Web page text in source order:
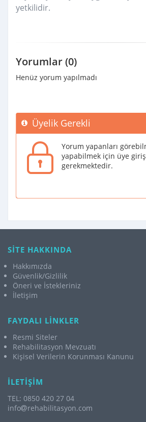
yetkilidir.
Yorumlar (0)
Henüz yorum yapılmadı
Üyelik Gerekli
Yorum yapanları
yapabilmek için üye
gerekmektedir.
SİTE HAKKINDA
Hakkımızda
Güvenlik/Gizlilik
Öneri ve İstekleriniz
İletişim
FAYDALI LİNKLER
Resmi Siteler
Rehabilitasyon Mevzuatı
Kişisel Verilerin Korunması Kanunu
İLETİŞİM
TEL: 0850 420 27 04
info
rehabilitasyon.com